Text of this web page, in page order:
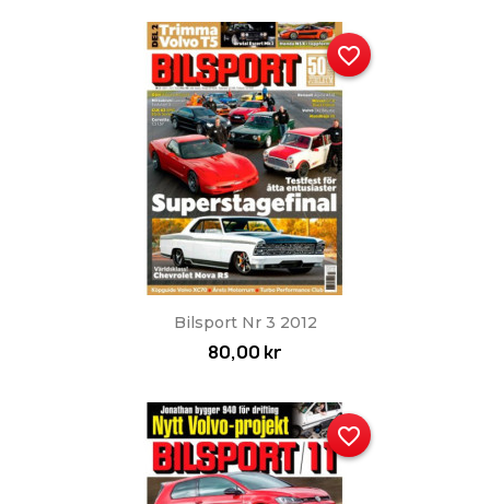
Bilsport Nr 3 2012
80,00 kr
favorite_border
favorite_border